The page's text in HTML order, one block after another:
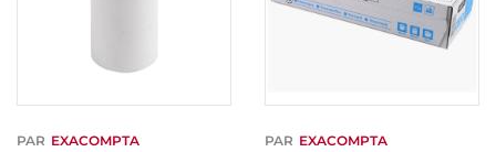
PAR EXACOMPTA PAR EXACOMPTA